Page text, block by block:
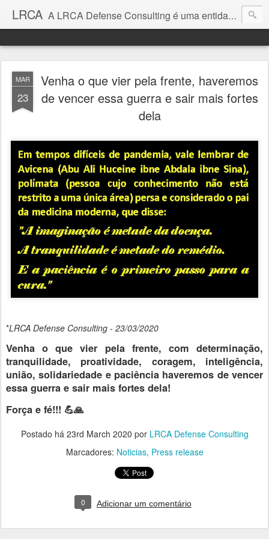
LRCA A LRCA Defense Consulting é uma entidade sem fins lucrativos que se dedica a produzir e divulgar notícias e análises sobre as Empresas de Defesa. Não somos jornalistas e nem este é um blog jornalístico.
MAR
23
Venha o que vier pela frente, haveremos
de vencer essa guerra e sair mais fortes
dela
*LRCA Defense Consulting - 23/03/2020
Venha o que vier pela frente, com determinação,
tranquilidade, proatividade, coragem, inteligência,
união, solidariedade e paciência haveremos de vencer
essa guerra e sair mais fortes dela!
Força e fé!!! 💪🙏
Postado há 23rd March 2020 por LRCA Defense Consulting
Marcadores: Noticias Press release
0 Adicionar um comentário